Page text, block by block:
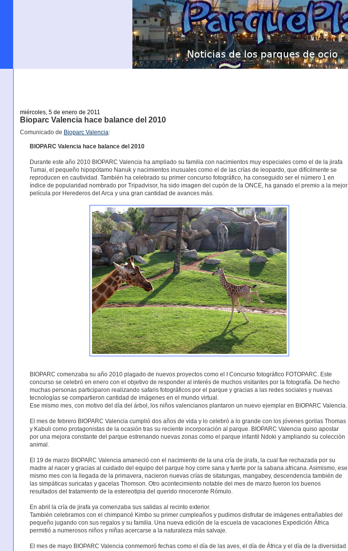
miércoles, 5 de enero de 2011
Bioparc Valencia hace balance del 2010
Comunicado de Bioparc Valencia:
BIOPARC Valencia hace balance del 2010
Durante este año 2010 BIOPARC Valencia ha ampliado su familia con nacimientos muy especiales como el de la jirafa
Tumai, el pequeño hipopótamo Nanuk y nacimientos inusuales como el de las crías de leopardo, que difícilmente se
reproducen en cautividad. También ha celebrado su primer concurso fotográfico, ha conseguido ser el número 1 en
índice de popularidad nombrado por Tripadvisor, ha sido imagen del cupón de la ONCE, ha ganado el premio a la mejor
película por Herederos del Arca y una gran cantidad de avances más.
BIOPARC comenzaba su año 2010 plagado de nuevos proyectos como el I Concurso fotográfico FOTOPARC. Este
concurso se celebró en enero con el objetivo de responder al interés de muchos visitantes por la fotografía. De hecho
muchas personas participaron realizando safaris fotográficos por el parque y gracias a las redes sociales y nuevas
tecnologías se compartieron cantidad de imágenes en el mundo virtual.
Ese mismo mes, con motivo del día del árbol, los niños valencianos plantaron un nuevo ejemplar en BIOPARC Valencia.
El mes de febrero BIOPARC Valencia cumplió dos años de vida y lo celebró a lo grande con los jóvenes gorilas Thomas
y Kabuli como protagonistas de la ocasión tras su reciente incorporación al parque. BIOPARC Valencia quiso apostar
por una mejora constante del parque estrenando nuevas zonas como el parque infantil Ndoki y ampliando su colección
animal.
El 19 de marzo BIOPARC Valencia amaneció con el nacimiento de la una cría de jirafa, la cual fue rechazada por su
madre al nacer y gracias al cuidado del equipo del parque hoy corre sana y fuerte por la sabana africana. Asimismo, ese
mismo mes con la llegada de la primavera, nacieron nuevas crías de sitatungas, mangabey, descendencia también de
las simpáticas suricatas y gacelas Thomson. Otro acontecimiento notable del mes de marzo fueron los buenos
resultados del tratamiento de la estereotipia del querido rinoceronte Rómulo.
En abril la cría de jirafa ya comenzaba sus salidas al recinto exterior.
También celebramos con el chimpancé Kimbo su primer cumpleaños y pudimos disfrutar de imágenes entrañables del
pequeño jugando con sus regalos y su familia. Una nueva edición de la escuela de vacaciones Expedición África
permitió a numerosos niños y niñas acercarse a la naturaleza más salvaje.
El mes de mayo BIOPARC Valencia conmemoró fechas como el día de las aves, el día de África y el día de la diversidad